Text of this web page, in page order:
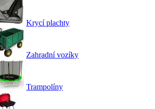
Krycí plachty
Zahradní vozíky
Trampolíny